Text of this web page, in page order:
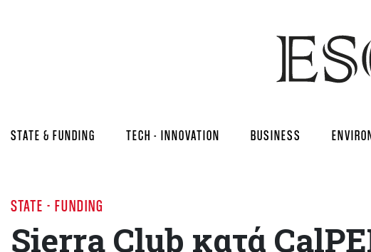
STATE & FUNDING TECH - INNOVATION BUSINESS
STATE - FUNDING
Sierra Club κατά